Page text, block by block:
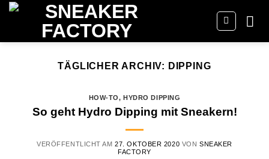
Zum
TÄGLICHER ARCHIV: DIPPING
HOW-TO,HYDRO DIPPING
So geht Hydro Dipping mit Sneakern!
VERÖFFENTLICHT AM27. OKTOBER 2020 VON SNEAKER
FACTORY